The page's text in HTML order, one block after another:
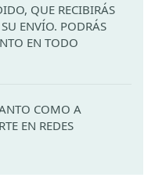
QUE RECIBIRÁS
ENVÍO. PODRÁS
EN TODO
COMO A
EN REDES